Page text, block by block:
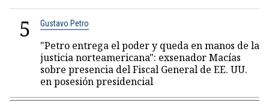
5 Gustavo Petro
"Petro entrega el poder y queda en manos de la
justicia norteamericana": exsenador Macías
sobre presencia del Fiscal General de EE. UU.
en posesión presidencial